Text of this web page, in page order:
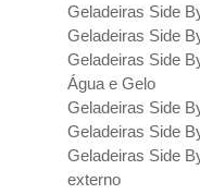
Geladeiras Side
Geladeiras Side
Geladeiras Side
Água e Gelo
Geladeiras Side
Geladeiras Side
Geladeiras Side
externo